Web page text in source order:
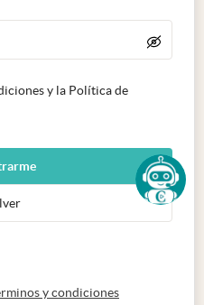
y la Política de
pestaña
y condicionesabre en nueva